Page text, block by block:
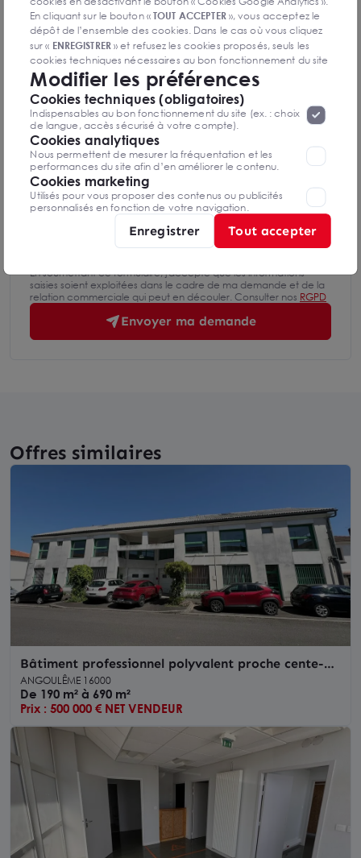
Nom Prénom
Email
Téléphone
Message
En soumettant ce formulaire, j'accepte que les informations
saisies soient exploitées dans le cadre de ma demande et de la
relation commerciale qui peut en découler. Consulter nos RGPD
Envoyer ma demande
Offres similaires
Bâtiment professionnel polyvalent proche cente-
ville ANGOULEME
ANGOULÊME 16000
De 190 m² à 690 m²
Prix : 500 000 € NET VENDEUR
En cliquant sur le bouton «TOUT ACCEPTER», vous acceptez le
dépôt de l’ensemble des cookies. Dans le cas où vous cliquez
sur « ENREGISTRER» et refusez les cookies proposés, seuls les
cookies techniques nécessaires au bon fonctionnement du site
seront déposés. Pour plus d’informations, vous pouvez consulter
«Protection des données à caractère
personnel ».Lorsque vous naviguez sur notre site internet, il
peut être amenée à déposer des cookies. Vous avez la
possibilité de désactiver les cookies, ces réglages ne seront
valables que sur le navigateur que vous utilisez actuellement
Modifier les préférences
Cookies techniques (obligatoires)
Indispensables au bon fonctionnement du site (ex. : choix
de langue, accès sécurisé à votre compte).
Cookies analytiques
Nous permettent de mesurer la fréquentation et les
performances du site afin d’en améliorer le contenu.
Cookies marketing
Utilisés pour vous proposer des contenus ou publicités
personnalisés en fonction de votre navigation.
Enregistrer Tout accepter